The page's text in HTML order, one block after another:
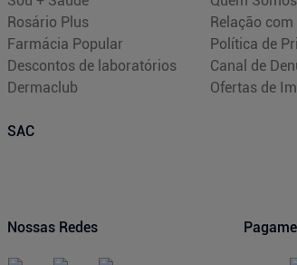
Rosário Plus
Farmácia Popular
Descontos de laboratórios
Dermaclub
Relação
Política de
Canal de
Ofertas de
SAC
Nossas Redes